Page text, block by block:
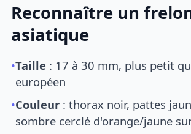
Reconnaître un
asiatique
•Taille : 17 à 30 mm, plus petit
européen
•Couleur : thorax noir, pattes
sombre cerclé d'orange/jaune